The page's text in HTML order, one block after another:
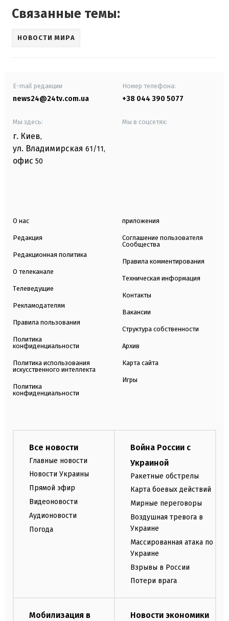
Связанные темы:
НОВОСТИ МИРА
E-mail редакции
news24@24tv.com.ua
Номер телефона:
+38 044 390 5077
Мы здесь:
г. Киев,
ул. Владимирская 61/11,
офис 50
Мы в соцсетях:
О нас
Редакция
Редакционная политика
О телеканале
Телеведущие
Рекламодателям
Правила пользования
Политика
конфиденциальности
Политика использования
искусственного интеллекта
Политика
конфиденциальности
приложения
Соглашение пользователя
Сообщества
Правила комментирования
Техническая информация
Контакты
Вакансии
Структура собственности
Архив
Карта сайта
Игры
Все новости
Главные новости
Новости Украины
Прямой эфир
Видеоновости
Аудионовости
Погода
Война России с
Украиной
Ракетные обстрелы
Карта боевых действий
Мирные переговоры
Воздушная тревога в
Украине
Массированная атака по
Украине
Взрывы в России
Потери врага
Мобилизация в
Новости экономики